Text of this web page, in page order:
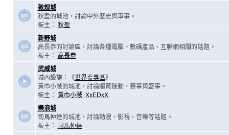
敦煌城
秋盈的城池，討論中外歷史與軍事。
板主： 秋盈
新野城
高長恭的討論區，討論各種電腦、數碼產品、互聯網相關的話題。
板主：
高長恭
武威城
城內設施：《世界盃專區》
黃巾小賊的城池，討論體育運動，賽事與盛事。
板主： 黃巾小賊, XxEDxX
樂浪城
司馬仲達的城池，討論動漫、影視、音樂等話題。
板主：
司馬仲達